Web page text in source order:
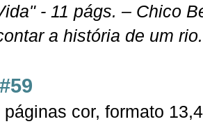
- 11 págs. – Chico
a história de um rio.
cor, formato